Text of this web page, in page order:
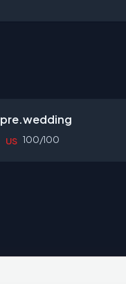
pre.wedding
US 100/100